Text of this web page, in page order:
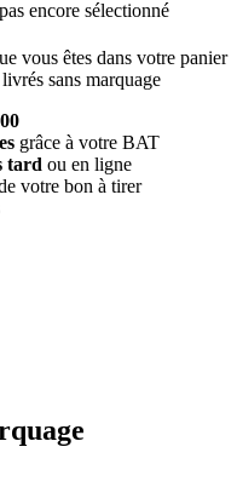
encore sélectionné
vous êtes dans votre panier
sans marquage
grâce à votre BAT
tard ou en ligne
votre bon à tirer